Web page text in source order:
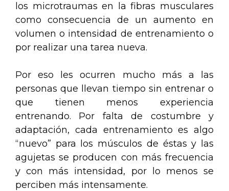
los microtraumas en la fibras musculares
como consecuencia de un aumento en
volumen o intensidad de entrenamiento o
por realizar una tarea nueva.
Por eso les ocurren mucho más a las
personas que llevan tiempo sin entrenar o
que tienen menos experiencia
entrenando. Por falta de costumbre y
adaptación, cada entrenamiento es algo
“nuevo” para los músculos de éstas y las
agujetas se producen con más frecuencia
y con más intensidad, por lo menos se
perciben más intensamente.